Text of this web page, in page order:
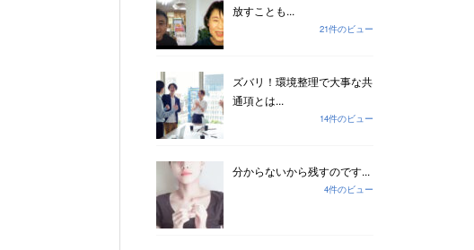
放すことも...
21件のビュー
ズバリ！環境整理で大事な共
通項とは...
14件のビュー
分からないから残すのです...
4件のビュー